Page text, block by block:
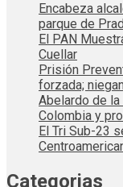
Encabeza
parque de
El PAN
Cuellar
Prisión
forzada;
Abelardo de
Colombia y
El Tri Sub-23
Categorias